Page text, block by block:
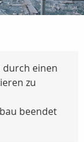
durch einen
zu
beendet